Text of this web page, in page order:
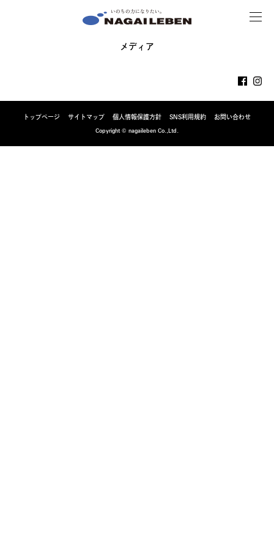
MENU
メディア
トップページ サイトマップ 個人情報保護方針 SNS利用規約
お問い合わせ
Copyright © nagaileben Co.,Ltd.